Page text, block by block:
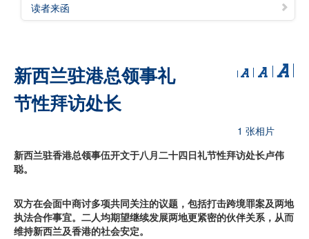
读者来函
新西兰驻港总领事礼
节性拜访处长
1 张相片
新西兰驻香港总领事伍开文于八月二十四日礼节性拜访处长卢伟
聪。
双方在会面中商讨多项共同关注的议题，包括打击跨境罪案及两地
执法合作事宜。二人均期望继续发展两地更紧密的伙伴关系，从而
维持新西兰及香港的社会安定。